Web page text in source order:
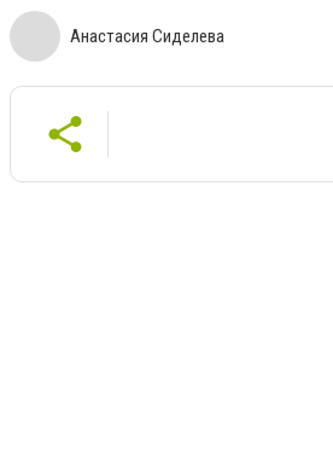
Анастасия Сиделева